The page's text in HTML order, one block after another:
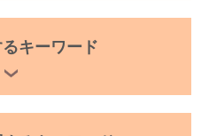
キーワード